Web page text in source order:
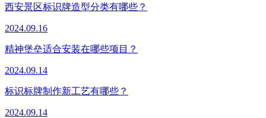
西安景区标识牌造型分类有哪些？
2024.09.16
精神堡垒适合安装在哪些项目？
2024.09.14
标识标牌制作新工艺有哪些？
2024.09.14